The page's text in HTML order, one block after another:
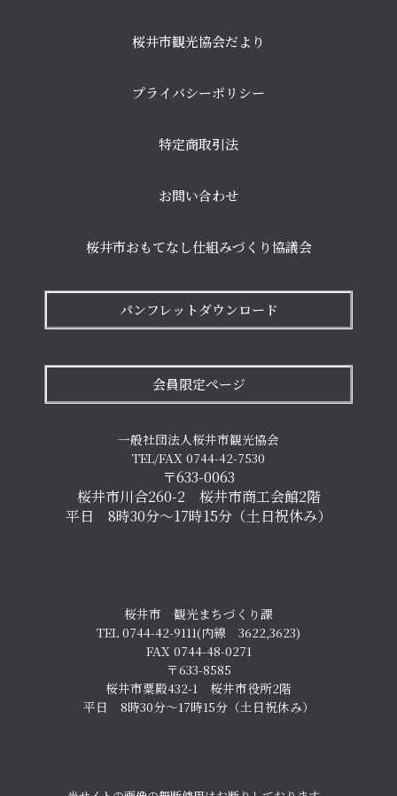
桜井市観光協会だより
プライバシーポリシー
特定商取引法
お問い合わせ
桜井市おもてなし仕組みづくり協議会
パンフレットダウンロード
会員限定ページ
一般社団法人桜井市観光協会
TEL/FAX 0744-42-7530
〒633-0063
桜井市川合260-2 桜井市商工会館2階
平日 8時30分～17時15分（土日祝休み）
桜井市 観光まちづくり課
TEL 0744-42-9111(内線 3622,3623)
FAX 0744-48-0271
〒633-8585
桜井市粟殿432-1 桜井市役所2階
平日 8時30分～17時15分（土日祝休み）